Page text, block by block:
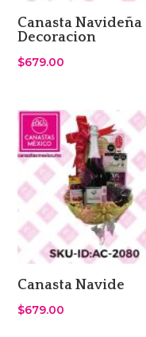
Canasta Navideña
Decoracion
$679.00
Canasta Navide
$679.00